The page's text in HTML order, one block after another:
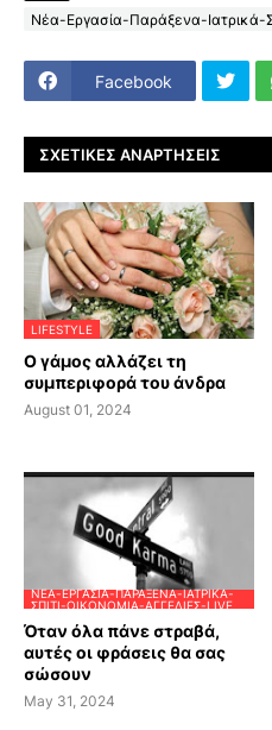
Νέα-Εργασία-Παράξενα-Ιατρικά-
Facebook
ΣΧΕΤΙΚΈΣ ΑΝΑΡΤΉΣΕΙΣ
LIFESTYLE
Ο γάμος αλλάζει τη
συμπεριφορά του άνδρα
August 01, 2024
ΝΈΑ-ΕΡΓΑΣΊΑ-ΠΑΡΆΞΕΝΑ-ΙΑΤΡΙΚΆ-
ΣΠΊΤΙ-ΟΙΚΟΝΟΜΊΑ-ΑΓΓΕΛΊΕΣ-LIVE
Όταν όλα πάνε στραβά,
αυτές οι φράσεις θα σας
σώσουν
May 31, 2024